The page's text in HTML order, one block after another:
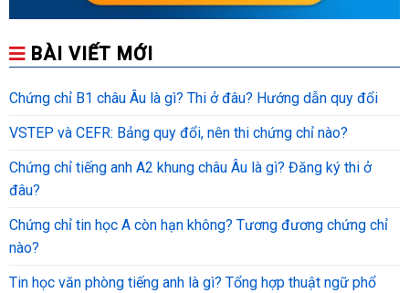
BÀI VIẾT MỚI
Chứng chỉ B1 châu Âu là gì? Thi ở đâu? Hướng dẫn quy đổi
VSTEP và CEFR: Bảng quy đổi, nên thi chứng chỉ nào?
Chứng chỉ tiếng anh A2 khung châu Âu là gì? Đăng ký thi ở
đâu?
Chứng chỉ tin học A còn hạn không? Tương đương chứng chỉ
nào?
Tin học văn phòng tiếng anh là gì? Tổng hợp thuật ngữ phổ